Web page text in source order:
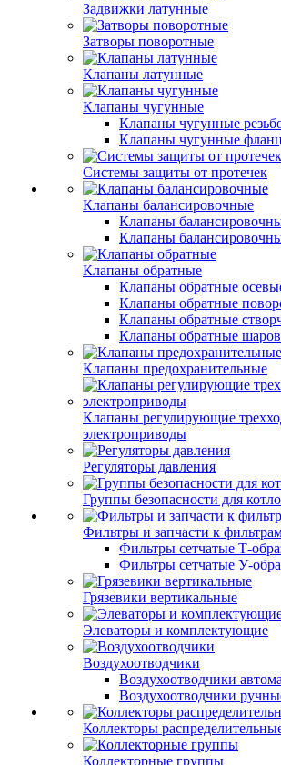
Задвижки латунные
Затворы поворотные
Клапаны латунные
Клапаны чугунные
Клапаны чугунные
Клапаны чугунные
Системы защиты от протечек
Клапаны балансировочные
Клапаны
Клапаны
Клапаны обратные
Клапаны обратные
Клапаны обратные
Клапаны обратные
Клапаны обратные
Клапаны предохранительные
Клапаны регулирующие
электроприводы
Регуляторы давления
Группы безопасности для
Фильтры и запчасти к
Фильтры сетчатые Т-
Фильтры сетчатые У-
Грязевики вертикальные
Элеваторы и комплектующие
Воздухоотводчики
Воздухоотводчики
Воздухоотводчики
Коллекторы
Коллекторные группы